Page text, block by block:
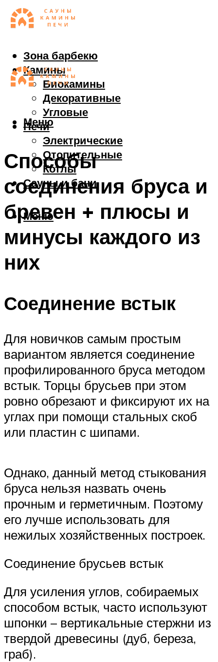
Зона барбекю
Камины
Биокамины
Декоративные
Угловые
Печи
Электрические
Отопительные
Котлы
Сауны и бани
Меню
Меню
Способы
соединения бруса и
бревен + плюсы и
минусы каждого из
них
Соединение встык
Для новичков самым простым
вариантом является соединение
профилированного бруса методом
встык. Торцы брусьев при этом
ровно обрезают и фиксируют их на
углах при помощи стальных скоб
или пластин с шипами.
Однако, данный метод стыкования
бруса нельзя назвать очень
прочным и герметичным. Поэтому
его лучше использовать для
нежилых хозяйственных построек.
Соединение брусьев встык
Для усиления углов, собираемых
способом встык, часто используют
шпонки – вертикальные стержни из
твердой древесины (дуб, береза,
граб).